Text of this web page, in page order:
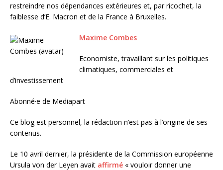
restreindre nos dépendances extérieures et, par ricochet, la
faiblesse d’E. Macron et de la France à Bruxelles.
Maxime Combes
Economiste, travaillant sur les politiques
climatiques, commerciales et
d’investissement
Abonné·e de Mediapart
Ce blog est personnel, la rédaction n’est pas à l’origine de ses
contenus.
Le 10 avril dernier, la présidente de la Commission européenne
Ursula von der Leyen avait affirmé « vouloir donner une